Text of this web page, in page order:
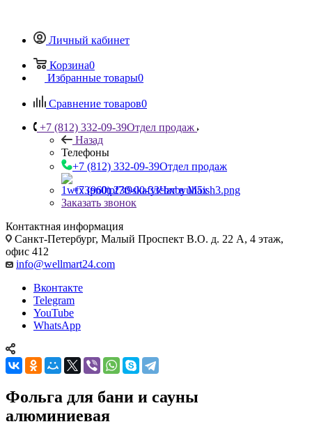
Личный кабинет
Корзина0
Избранные товары0
Сравнение товаров0
+7 (812) 332-09-39Отдел продаж
Назад
Телефоны
+7 (812) 332-09-39Отдел продаж
+7 (960) 230-00-33Чат в Max
Заказать звонок
Контактная информация
Санкт-Петербург, Малый Проспект В.О. д. 22 А, 4 этаж,
офис 412
info@wellmart24.com
Вконтакте
Telegram
YouTube
WhatsApp
Фольга для бани и сауны
алюминиевая